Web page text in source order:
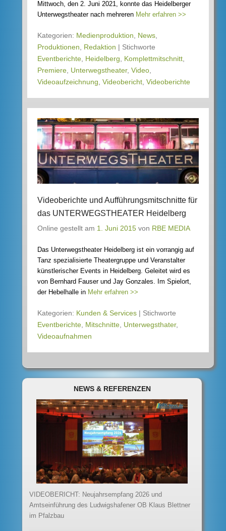
Mittwoch, den 2. Juni 2021, konnte das Heidelberger
Unterwegstheater nach mehreren Mehr erfahren >>
Kategorien: Medienproduktion News
Produktionen
Redaktion | Stichworte
Eventberichte Heidelberg Komplettmitschnitt
Premiere Unterwegstheater, Video
Videoaufzeichnung Videobericht Videoberichte
Videoberichte und Aufführungsmitschnitte für
das UNTERWEGSTHEATER Heidelberg
Online gestellt am 1. Juni 2015 von RBE MEDIA
Das Unterwegstheater Heidelberg ist ein vorrangig auf
Tanz spezialisierte Theatergruppe und Veranstalter
künstlerischer Events in Heidelberg. Geleitet wird es
von Bernhard Fauser und Jay Gonzales. Im Spielort,
der Hebelhalle in Mehr erfahren >>
Kategorien: Kunden & Services | Stichworte
Eventberichte Mitschnitte Unterwegsthater,
Videoaufnahmen
NEWS & REFERENZEN
VIDEOBERICHT: Neujahrsempfang 2026 und
Amtseinführung des Ludwigshafener OB Klaus Blettner
im Pfalzbau